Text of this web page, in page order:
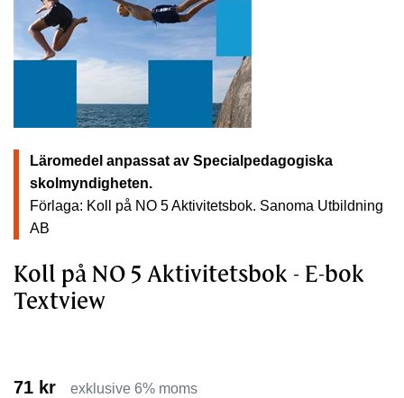
Läromedel anpassat av Specialpedagogiska
skolmyndigheten.
Förlaga: Koll på NO 5 Aktivitetsbok. Sanoma Utbildning
AB
Koll på NO 5 Aktivitetsbok - E-bok
Textview
71 kr exklusive 6% moms